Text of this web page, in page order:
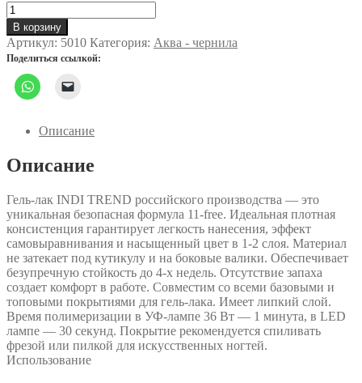
Количество
товара
Гель-
лак
INDI
TREND,
№5010
В корзину
Артикул: 5010 Категория: Аква - чернила
Поделиться ссылкой:
Описание
Описание
Гель-лак INDI TREND российского производства — это
уникальная безопасная формула 11-free. Идеальная плотная
консистенция гарантирует легкость нанесения, эффект
самовыравнивания и насыщенный цвет в 1-2 слоя. Материал
не затекает под кутикулу и на боковые валики. Обеспечивает
безупречную стойкость до 4-х недель. Отсутствие запаха
создает комфорт в работе. Совместим со всеми базовыми и
топовыми покрытиями для гель-лака. Имеет липкий слой.
Время полимеризации в УФ-лампе 36 Вт — 1 минута, в LED
лампе — 30 секунд. Покрытие рекомендуется спиливать
фрезой или пилкой для искусственных ногтей.
Использование